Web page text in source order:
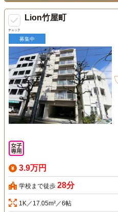
チェック
Lion竹屋町
募集中
3.9万円
学校まで徒歩 28分
1K／17.05m²／6帖